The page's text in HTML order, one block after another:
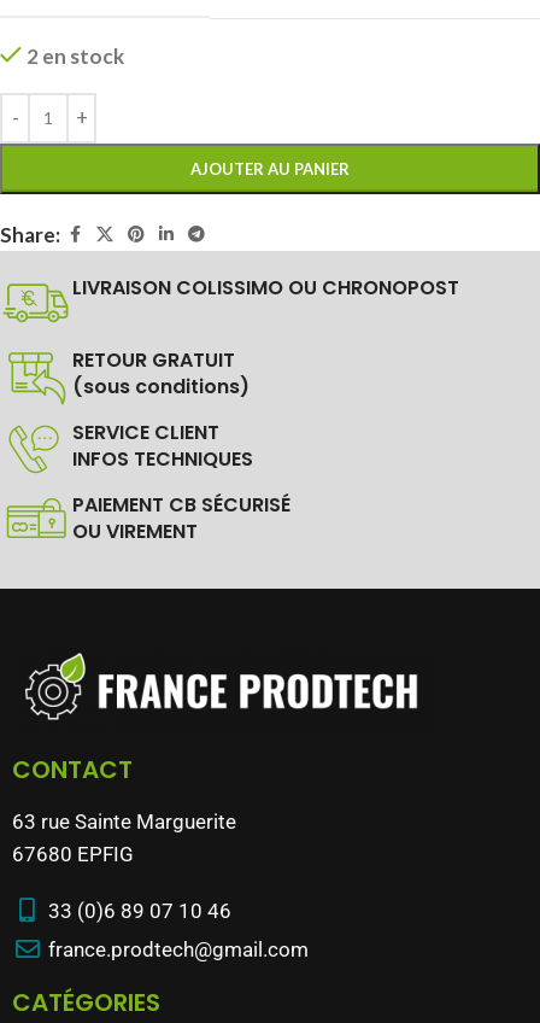
2 en stock
AJOUTER AU PANIER
Share:
LIVRAISON COLISSIMO OU CHRONOPOST
RETOUR GRATUIT
(sous conditions)
SERVICE CLIENT
INFOS TECHNIQUES
PAIEMENT CB SÉCURISÉ
OU VIREMENT
CONTACT
63 rue Sainte Marguerite
67680 EPFIG
33 (0)6 89 07 10 46
france.prodtech@gmail.com
CATÉGORIES